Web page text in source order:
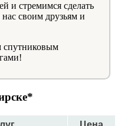
и стремимся сделать
своим друзьям и
спутниковым